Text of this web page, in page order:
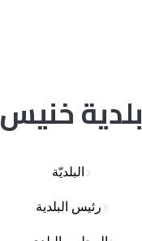
بلدية خنيس
البلديّة
رئيس البلدية